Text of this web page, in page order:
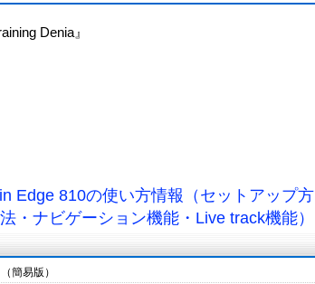
Denia』
Edge 810の使い方情報（セットアップ方
法・ナビゲーション機能・Live track機能）
簡易版）